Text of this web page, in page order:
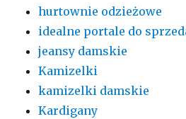
hurtownie odzieżowe
idealne portale do
jeansy damskie
Kamizelki
kamizelki damskie
Kardigany